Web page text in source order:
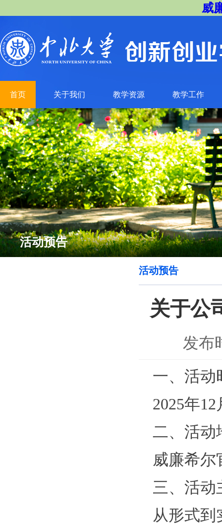
威
首页 关于我们 教学资源 教学工作
活动预告
活动预告
关于公
发布
一、活动
2025年
二、活动
威廉希尔
三、活动
从形式